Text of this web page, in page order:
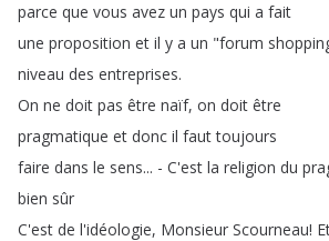
parce que vous avez un pays qui a fait
une proposition et il y a un "forum
niveau des entreprises.
On ne doit pas être naïf, on doit être
pragmatique et donc il faut toujours
faire dans le sens... - C'est la religion du
bien sûr
C'est de l'idéologie, Monsieur Scourneau!